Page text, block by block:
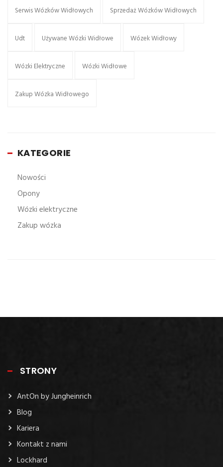
Serwis Wózków Widłowych Sprzedaż Wózków Widłowych
Udt Używane Wózki Widłowe Wózek Widłowy
Wózki Elektryczne Wózki Widłowe
Zakup Wózka Widłowego
KATEGORIE
Nowości
Opony
Wózki elektryczne
Zakup wózka
STRONY
AntOn by Jungheinrich
Blog
Kariera
Kontakt z nami
Lockhard